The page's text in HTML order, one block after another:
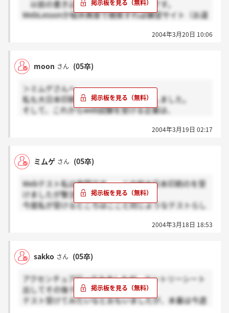
れて
最後に送信するときに接続して完了の文字は出たんで
以前の書き込みを見ればわかるはずです。
WebLessonか桜井典章で検索すれば練習サイト（お道
2004年3月20日 10:06
moon さん (05卒)
＞ミムゲさんへ
私も大日本印刷のweb試験を受け撃沈しました。
そして、これからweb試験を受ける企業は、
い出しているのですが、あまり覚えていない・・・
2004年3月19日 02:17
ミムゲ さん (05卒)
Webテスト私は鬼門です。。この前大日本印刷のを受
けましたが撃沈でした。。。。
今度私が受けるところはここと同じようなテストらし
2004年3月18日 18:53
sakko さん (05卒)
アクセンチュア行ってみましたが、エントリーシート
出してその後テストがあるんですね。
テスト受けてみたいなとおもいましたが、本番は今週